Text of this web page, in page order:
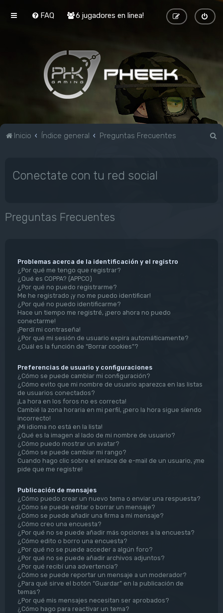
FAQ 6 jugadores en linea!
Inicio Índice general Preguntas Frecuentes
Conectate con tu red social
Preguntas Frecuentes
Problemas acerca de la identificación y el registro
¿Por qué me tengo que registrar?
¿Qué es COPPA? (APPCO)
¿Por qué no puedo registrarme?
Me he registrado ¡y no me puedo identificar!
¿Por qué no puedo identificarme?
Hace un tiempo me registré, ¡pero ahora no puedo
conectarme!
¡Perdí mi contraseña!
¿Por qué mi sesión de usuario expira automáticamente?
¿Cuál es la función de “Borrar cookies”?
Preferencias de usuario y configuraciones
¿Cómo se puede cambiar mi configuración?
¿Cómo evito que mi nombre de usuario aparezca en las listas
de usuarios conectados?
¡La hora en los foros no es correcta!
Cambié la zona horaria en mi perfil, ¡pero la hora sigue siendo
incorrecto!
¡Mi idioma no está en la lista!
¿Qué es la imagen al lado de mi nombre de usuario?
¿Cómo puedo mostrar un avatar?
¿Cómo se puede cambiar mi rango?
Cuando hago clic sobre el enlace de e-mail de un usuario, ¡me
pide que me registre!
Publicación de mensajes
¿Cómo puedo crear un nuevo tema o enviar una respuesta?
¿Cómo se puede editar o borrar un mensaje?
¿Cómo se puede añadir una firma a mi mensaje?
¿Cómo creo una encuesta?
¿Por qué no se puede añadir más opciones a la encuesta?
¿Cómo edito o borro una encuesta?
¿Por qué no se puede acceder a algún foro?
¿Por qué no se puede añadir archivos adjuntos?
¿Por qué recibí una advertencia?
¿Cómo se puede reportar un mensaje a un moderador?
¿Para qué sirve el botón “Guardar” en la publicación de
temas?
¿Por qué mis mensajes necesitan ser aprobados?
¿Cómo hago para reactivar un tema?